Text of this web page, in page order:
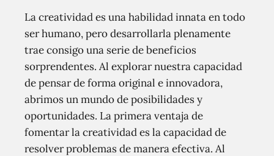
La creatividad es una habilidad innata en todo
ser humano, pero desarrollarla plenamente
trae consigo una serie de beneficios
sorprendentes. Al explorar nuestra capacidad
de pensar de forma original e innovadora,
abrimos un mundo de posibilidades y
oportunidades. La primera ventaja de
fomentar la creatividad es la capacidad de
resolver problemas de manera efectiva. Al